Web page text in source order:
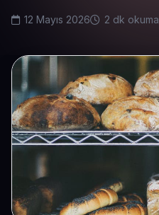
12 Mayıs 2026 2 dk okuma